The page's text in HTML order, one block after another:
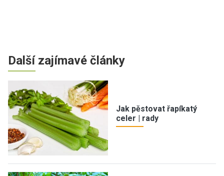
Další zajímavé články
Jak pěstovat řapíkatý
celer | rady